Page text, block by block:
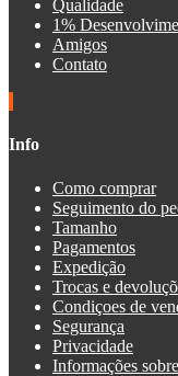
Qualidade
1%
Amigos
Contato
Info
Como comprar
Seguimento do
Tamanho
Pagamentos
Expedição
Trocas e
Condiçoes de
Segurança
Privacidade
Informações